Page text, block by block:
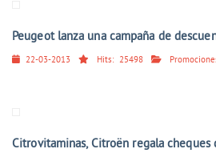
Peugeot lanza una campaña de
22-03-2013 Hits: 25498
Citrovitaminas, Citroën regala cheques